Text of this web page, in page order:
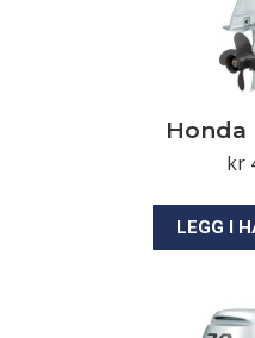
Honda
kr
LEGG I